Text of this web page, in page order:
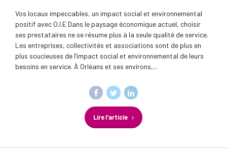
Vos locaux impeccables, un impact social et environnemental
positif avec O.I.E Dans le paysage économique actuel, choisir
ses prestataires ne se résume plus à la seule qualité de service.
Les entreprises, collectivités et associations sont de plus en
plus soucieuses de l’impact social et environnemental de leurs
besoins en service. À Orléans et ses environs,...
Lire l'article